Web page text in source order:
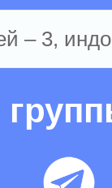
– 3,